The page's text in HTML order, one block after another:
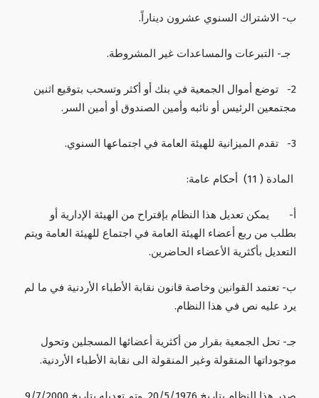
ب‌- الاشتراك السنوي عشرون ديناراً.
جـ- التبرعات والمساعدات غير المشروطة.
2- توضع أموال الجمعية في بنك أو أكثر وتسحب بتوقيع اثنين
مجتمعين الرئيس أو نائبه وأمين الصندوق أو أمين السر.
3- تقدم الميزانية للهيئة العامة في اجتماعها السنوي.
المادة ( 11) أحكام عامة:
أ‌- يمكن تعديل هذا النظام بإقتراح من الهيئة الإدارية أو
بطلب من ربع أعضاء الهيئة العامة في اجتماع للهيئة العامة ويتم
التعديل بأكثرية الأعضاء الحاضرين.
ب‌- تعتمد القوانين وخاصة قانون نقابة الأطباء الأردنية في ما لم
يرد عليه نص في هذا النظام.
جـ- تحل الجمعية بقرار من أكثرية أعضائها المسجلين وتحول
موجوداتها المنقولة وغير المنقولة الى نقابة الأطباء الأردنية.